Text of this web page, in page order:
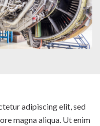
adipiscing elit, sed
magna aliqua. Ut enim